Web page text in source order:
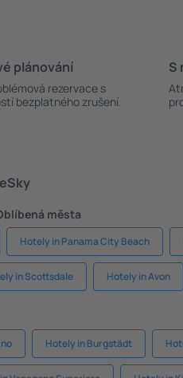
plánování
rezervace s
bezplatného zrušení.
S
města
Hotely in Panama City Beach
in Scottsdale Hotely in Avon
Hotely in Burgstädt